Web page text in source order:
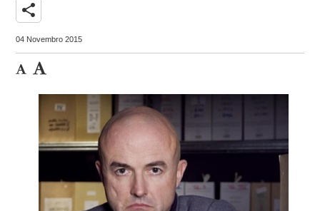
share
04 Novembro 2015